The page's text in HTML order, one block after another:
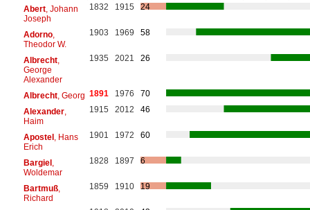
Abert, Johann
Joseph
1832 1915 24
Adorno,
Theodor W.
1903 1969 58
Albrecht,
George
Alexander
1935 2021 26
Albrecht, Georg 1891 1976
70
Alexander,
Haim
1915 2012 46
Apostel, Hans
Erich
1901 1972 60
Bargiel,
Woldemar
1828 1897 6
Bartmuß,
Richard
1859 1910 19